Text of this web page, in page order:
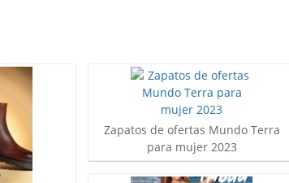
Zapatos de ofertas Mundo Terra
para mujer 2023